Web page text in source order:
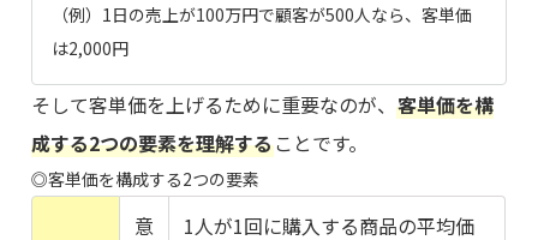
（例）1日の売上が100万円で顧客が500人なら、客単価
は2,000円
そして客単価を上げるために重要なのが、客単価を構
成する2つの要素を理解することです。
◎客単価を構成する2つの要素
意
1人が1回に購入する商品の平均価